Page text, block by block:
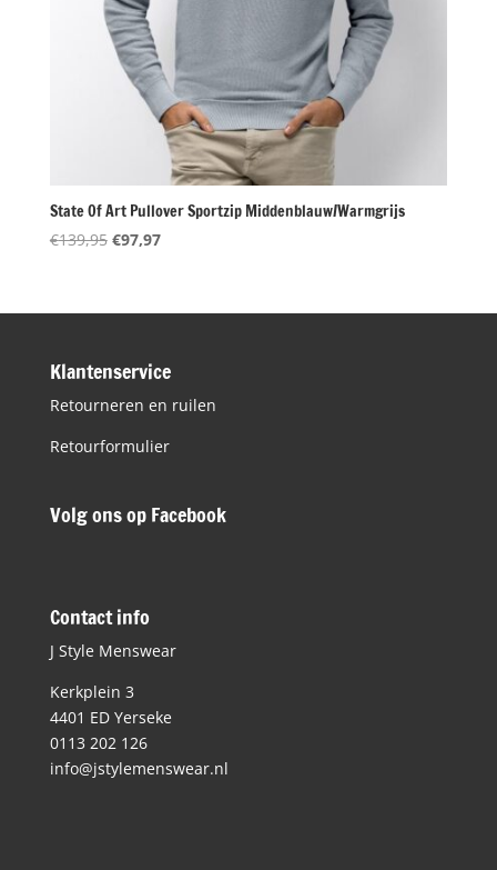
State Of Art Pullover Sportzip Middenblauw/Warmgrijs
€139,95 Oorspronkelijke
€139,95.
€97,97Huidige
€97,97.
Klantenservice
Retourneren en ruilen
Retourformulier
Volg ons op Facebook
Contact info
J Style Menswear
Kerkplein 3
4401 ED Yerseke
0113 202 126
info@jstylemenswear.nl